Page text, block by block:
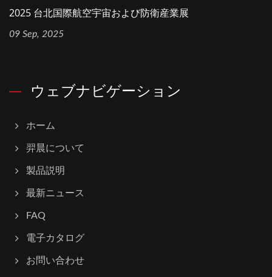
2025 台北国際航空宇宙および防衛産業展
09 Sep, 2025
ウェブナビゲーション
ホーム
羿晨について
製品説明
最新ニュース
FAQ
電子カタログ
お問い合わせ